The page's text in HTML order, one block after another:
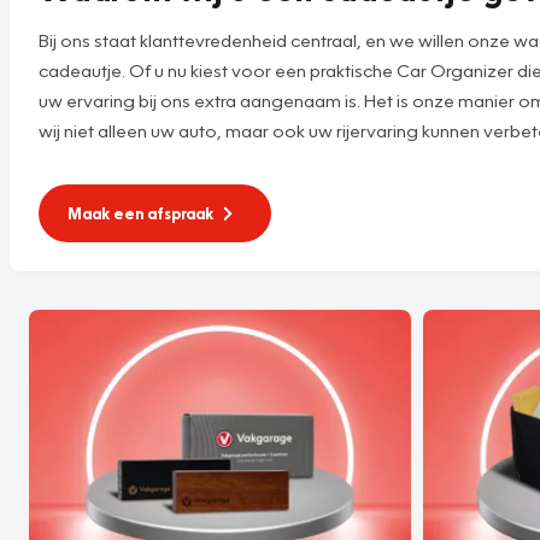
Bij ons staat klanttevredenheid centraal, en we willen onze
cadeautje. Of u nu kiest voor een praktische Car Organizer
uw ervaring bij ons extra aangenaam is. Het is onze manier
wij niet alleen uw auto, maar ook uw rijervaring kunnen
Maak een afspraak